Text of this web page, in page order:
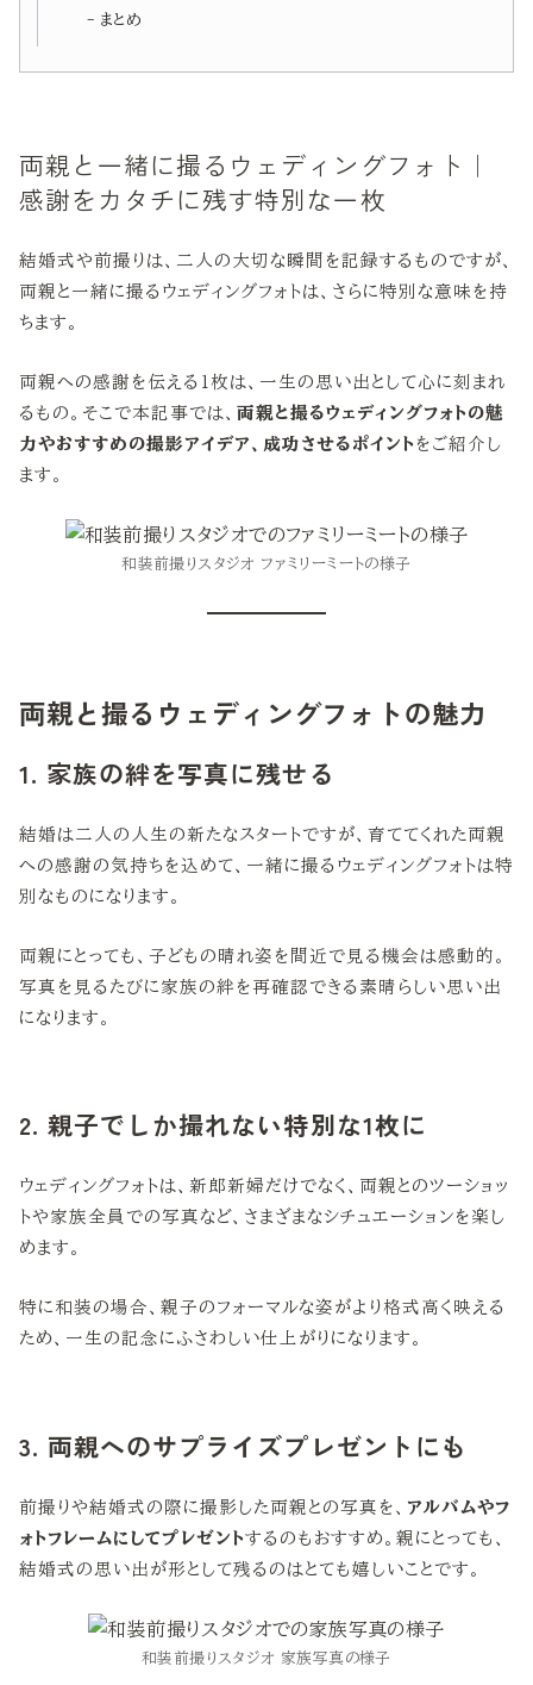
まとめ
両親と一緒に撮るウェディングフォト｜
感謝をカタチに残す特別な一枚
結婚式や前撮りは、二人の大切な瞬間を記録するものですが、
両親と一緒に撮るウェディングフォトは、さらに特別な意味を持
ちます。
両親への感謝を伝える1枚は、一生の思い出として心に刻まれ
るもの。そこで本記事では、 両親と撮るウェディングフォトの魅
力やおすすめの撮影アイデア、成功させるポイント をご紹介し
ます。
和装前撮りスタジオ ファミリーミートの様子
両親と撮るウェディングフォトの魅力
1. 家族の絆を写真に残せる
結婚は二人の人生の新たなスタートですが、育ててくれた両親
への感謝の気持ちを込めて、一緒に撮るウェディングフォトは特
別なものになります。
両親にとっても、子どもの晴れ姿を間近で見る機会は感動的。
写真を見るたびに家族の絆を再確認できる素晴らしい思い出
になります。
2. 親子でしか撮れない特別な1枚に
ウェディングフォトは、新郎新婦だけでなく、両親とのツーショッ
トや家族全員での写真など、さまざまなシチュエーションを楽し
めます。
特に和装の場合、親子のフォーマルな姿がより格式高く映える
ため、一生の記念にふさわしい仕上がりになります。
3. 両親へのサプライズプレゼントにも
前撮りや結婚式の際に撮影した両親との写真を、 アルバムやフ
ォトフレームにしてプレゼントするのもおすすめ。親にとっても、
結婚式の思い出が形として残るのはとても嬉しいことです。
和装前撮りスタジオ 家族写真の様子